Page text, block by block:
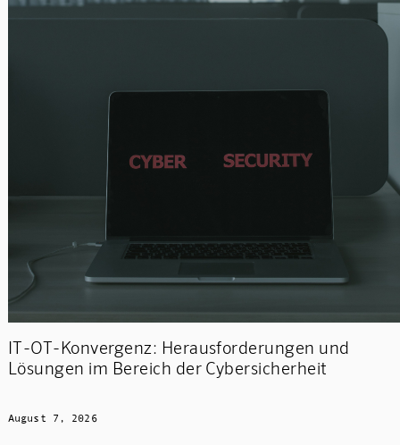
IT-OT-Konvergenz: Herausforderungen und
Lösungen im Bereich der Cybersicherheit
August 7, 2026